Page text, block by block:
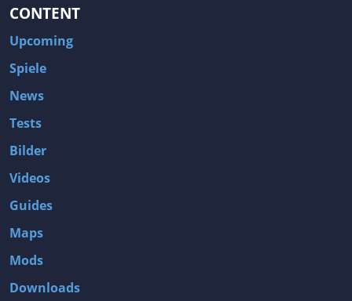
CONTENT
Upcoming
Spiele
News
Tests
Bilder
Videos
Guides
Maps
Mods
Downloads